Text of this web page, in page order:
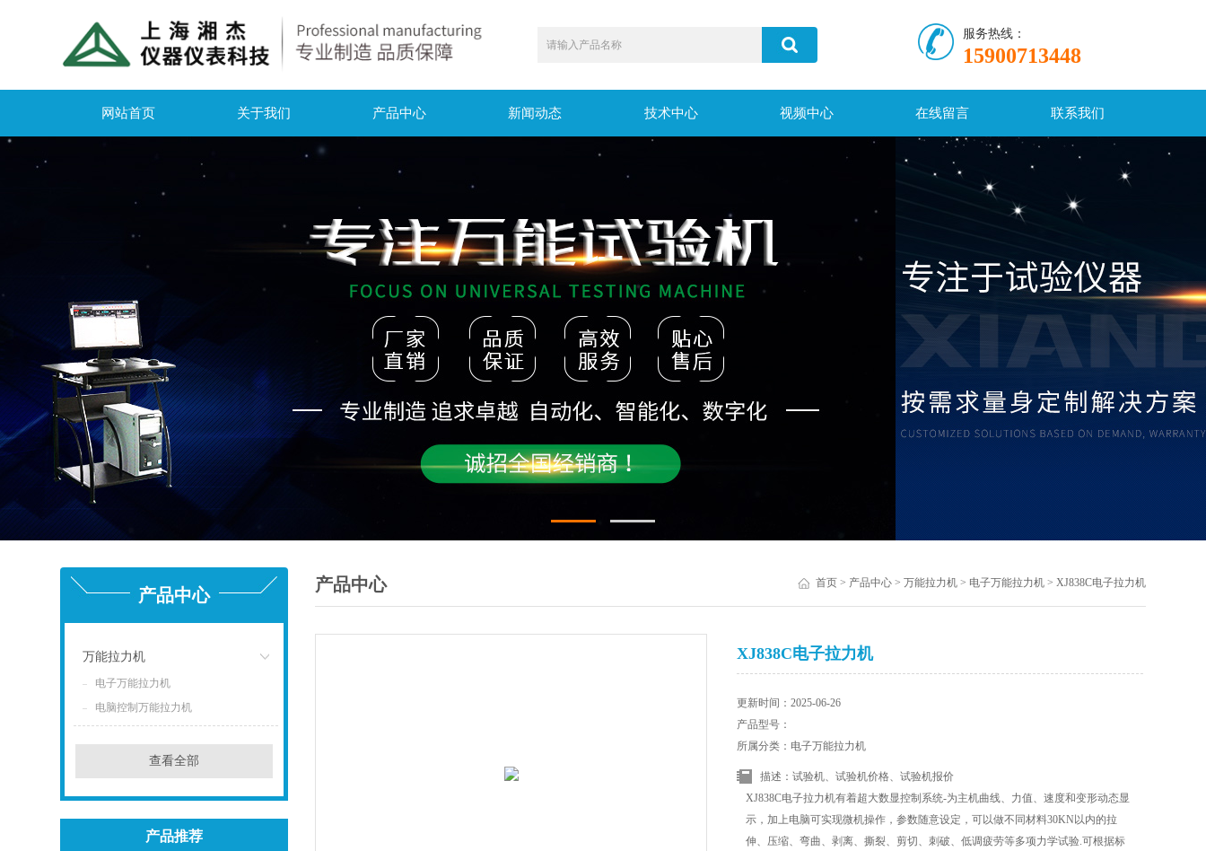
服务热线：
15900713448
网站首页 关于我们 产品中心 新闻动态 技术中心 视频中心 在线留言 联系我们
产品中心
万能拉力机
电子万能拉力机
电脑控制万能拉力机
查看全部
产品推荐
产品中心 首页> 产品中心> 万能拉力机> 电子万能拉力机> XJ838C电子拉力机
XJ838C电子拉力机
更新时间：2025-06-26
产品型号：
所属分类：电子万能拉力机
描述：试验机、试验机价格、试验机报价
XJ838C电子拉力机有着超大数显控制系统-为主机曲线、力值、速度和变形动态显
示，加上电脑可实现微机操作，参数随意设定，可以做不同材料30KN以内的拉
伸、压缩、弯曲、剥离、撕裂、剪切、刺破、低调疲劳等多项力学试验.可根据标